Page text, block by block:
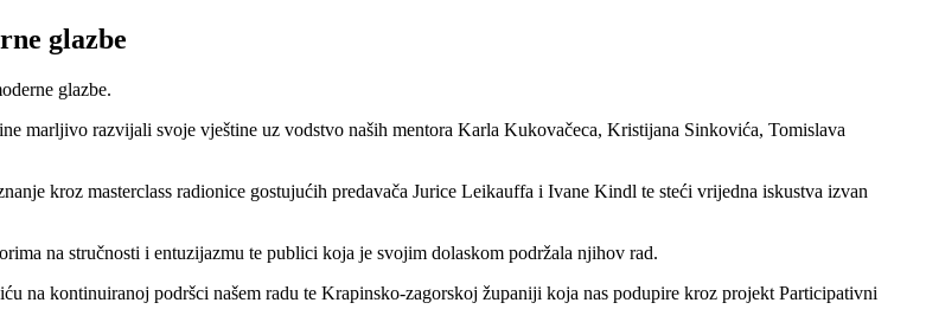
glazbe
glazbe.
marljivo razvijali svoje vještine uz vodstvo naših mentora Karla Kukovačeca, Kristijana Sinkovića, Tomislava
kroz masterclass radionice gostujućih predavača Jurice Leikauffa i Ivane Kindl te steći vrijedna iskustva izvan
na stručnosti i entuzijazmu te publici koja je svojim dolaskom podržala njihov rad.
na kontinuiranoj podršci našem radu te Krapinsko-zagorskoj županiji koja nas podupire kroz projekt Participativni